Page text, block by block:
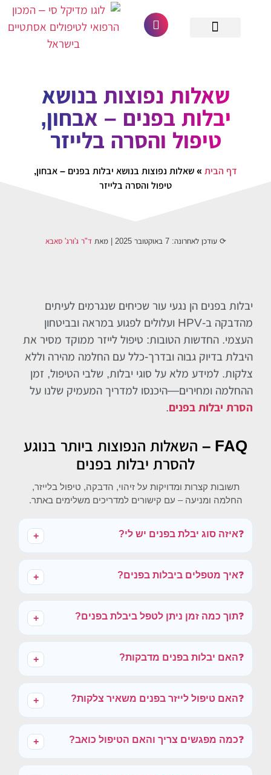
שאלות נפוצות בנושא
יבלות בפנים – אבחון,
טיפול והסרה בלייזר
דף הבית»שאלות נפוצות בנושא יבלות בפנים – אבחון,
טיפול והסרה בלייזר
⟳ עודכן לאחרונה:7 באוקטובר 2025 | מאתד"ר ג'ורג' סאבא
יבלות בפנים הן נגעי עור שכיחים שנגרמים לעיתים
מהדבקה ב-HPV ועלולים לפגוע במראה ובביטחון
העצמי. החדשות הטובות: טיפול לייזר ממוקד מסיר את
היבלת בדיוק גבוה ובדרך-כלל עם החלמה מהירה וללא
צלקות. למידע מלא על סוגי יבלות, שלבי הטיפול, זמן
ההחלמה ומחירים—היכנסו למדריך המעמיק שלנו על
הסרת יבלות בפנים.
FAQ – השאלות הנפוצות ביותר בנוגע
להסרת יבלות בפנים
תשובות קצרות ומדויקות על זיהוי, הדבקה, טיפול בלייזר,
החלמה ומניעה – עם קישורים למדריכים משלימים באתר.
❓איזה סוג יבלת בפנים יש לי? +
❓איך מטפלים ביבלות בפנים? +
❓תוך כמה זמן ניתן לטפל ביבלת בפנים? +
❓האם יבלות בפנים מדבקות? +
❓האם טיפול לייזר בפנים משאיר צלקות? +
❓כמה מפגשים צריך והאם הטיפול כואב? +